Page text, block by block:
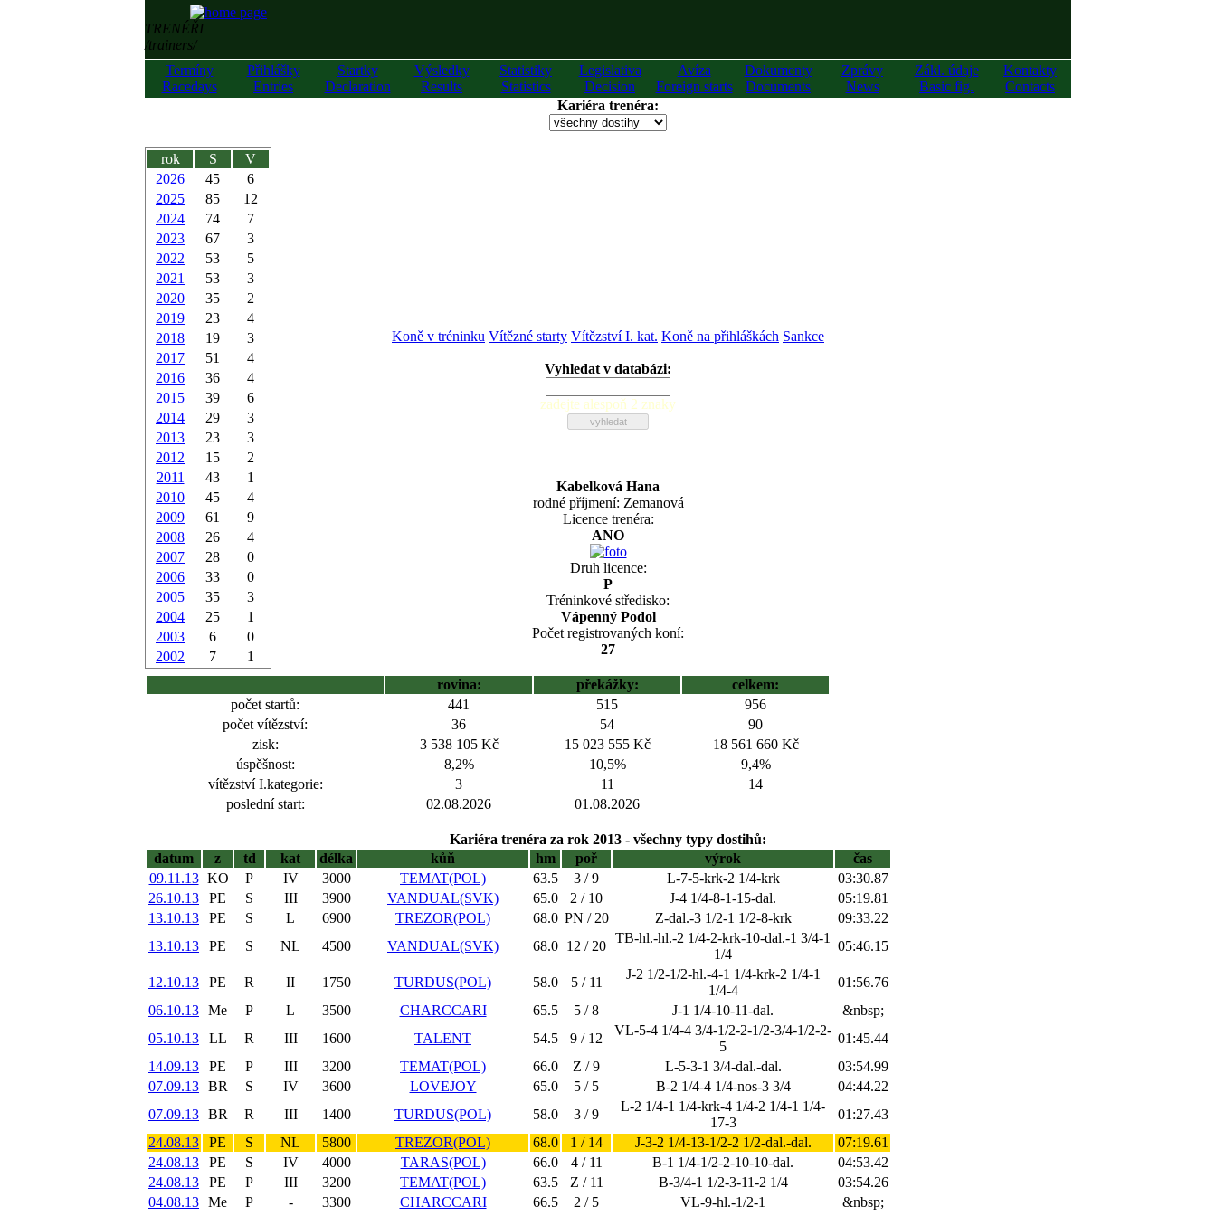
TRENÉŘI
/trainers/
Termíny
Racedays
Přihlášky
Entries
Startky
Declaration
Výsledky
Results
Statistiky
Statistics
Legislativa
Decision
Avíza
Foreign starts
Dokumenty
Documents
Zprávy
News
Zákl. údaje
Basic fig.
Kontakty
Contacts
Kariéra trenéra:
rok S
V
2026
45
6
2025
85
12
2024
74
7
2023
67
3
2022
53
5
2021
53
3
2020
35
2
2019
23
4
2018
19
3
2017
51
4
2016
36
4
2015
39
6
2014
29
3
2013
23
3
2012
15
2
2011
43
1
2010
45
4
2009
61
9
2008
26
4
2007
28
0
2006
33
0
2005
35
3
2004
25
1
2003
6
0
2002
7 1
Koně v tréninku Vítězné starty Vítězství I. kat. Koně na přihláškách Sankce
Vyhledat v databázi:
zadejte alespoň 2 znaky
Kabelková Hana
rodné příjmení: Zemanová
Licence trenéra:
ANO
Druh licence:
P
Tréninkové středisko:
Vápenný Podol
Počet registrovaných koní:
27
rovina: překážky:
celkem:
počet startů:
441 515
956
počet vítězství:
36 54
90
zisk:
3 538 105 Kč 15 023 555 Kč
18 561 660 Kč
úspěšnost:
8,2% 10,5%
9,4%
vítězství I.kategorie:
3 11
14
poslední start:
02.08.2026 01.08.2026
Kariéra trenéra za rok 2013 - všechny typy dostihů:
datum
z td kat délka kůň hm poř výrok
čas
09.11.13 KO P IV 3000 TEMAT(POL) 63.5 3 / 9 L-7-5-krk-2 1/4-krk
03:30.87
26.10.13
PE S III 3900 VANDUAL(SVK) 65.0 2 / 10 J-4 1/4-8-1-15-dal.
05:19.81
13.10.13
PE S L 6900 TREZOR(POL) 68.0 PN / 20 Z-dal.-3 1/2-1 1/2-8-krk
09:33.22
13.10.13
PE S NL 4500 VANDUAL(SVK) 68.0 12 / 20
TB-hl.-hl.-2 1/4-2-krk-10-dal.-1 3/4-1
1/4
05:46.15
12.10.13 PE R II 1750 TURDUS(POL) 58.0 5 / 11
J-2 1/2-1/2-hl.-4-1 1/4-krk-2 1/4-1
1/4-4
01:56.76
06.10.13 Me P L 3500 CHARCCARI 65.5 5 / 8 J-1 1/4-10-11-dal.
&nbsp;
05.10.13
LL R III 1600 TALENT 54.5 9 / 12
VL-5-4 1/4-4 3/4-1/2-2-1/2-3/4-1/2-2-
5
01:45.44
14.09.13
PE P III 3200 TEMAT(POL) 66.0 Z / 9 L-5-3-1 3/4-dal.-dal.
03:54.99
07.09.13 BR S IV 3600 LOVEJOY 65.0 5 / 5 B-2 1/4-4 1/4-nos-3 3/4
04:44.22
07.09.13 BR R III 1400 TURDUS(POL) 58.0 3 / 9
L-2 1/4-1 1/4-krk-4 1/4-2 1/4-1 1/4-
17-3
01:27.43
24.08.13
PE S NL 5800 TREZOR(POL) 68.0 1 / 14 J-3-2 1/4-13-1/2-2 1/2-dal.-dal.
07:19.61
24.08.13
PE S IV 4000 TARAS(POL) 66.0 4 / 11 B-1 1/4-1/2-2-10-10-dal.
04:53.42
24.08.13
PE P III 3200 TEMAT(POL) 63.5 Z / 11 B-3/4-1 1/2-3-11-2 1/4
03:54.26
04.08.13 Me P - 3300 CHARCCARI 66.5 2 / 5 VL-9-hl.-1/2-1
&nbsp;